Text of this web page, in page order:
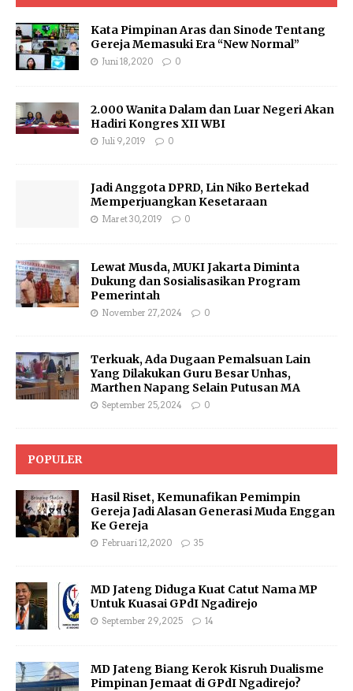
Kata Pimpinan Aras dan Sinode Tentang
Gereja Memasuki Era “New Normal”
Juni 18, 2020 0
2.000 Wanita Dalam dan Luar Negeri Akan
Hadiri Kongres XII WBI
Juli 9, 2019 0
Jadi Anggota DPRD, Lin Niko Bertekad
Memperjuangkan Kesetaraan
Maret 30, 2019 0
Lewat Musda, MUKI Jakarta Diminta
Dukung dan Sosialisasikan Program
Pemerintah
November 27, 2024 0
Terkuak, Ada Dugaan Pemalsuan Lain
Yang Dilakukan Guru Besar Unhas,
Marthen Napang Selain Putusan MA
September 25, 2024 0
POPULER
Hasil Riset, Kemunafikan Pemimpin
Gereja Jadi Alasan Generasi Muda Enggan
Ke Gereja
Februari 12, 2020 35
MD Jateng Diduga Kuat Catut Nama MP
Untuk Kuasai GPdI Ngadirejo
September 29, 2025 14
MD Jateng Biang Kerok Kisruh Dualisme
Pimpinan Jemaat di GPdI Ngadirejo?